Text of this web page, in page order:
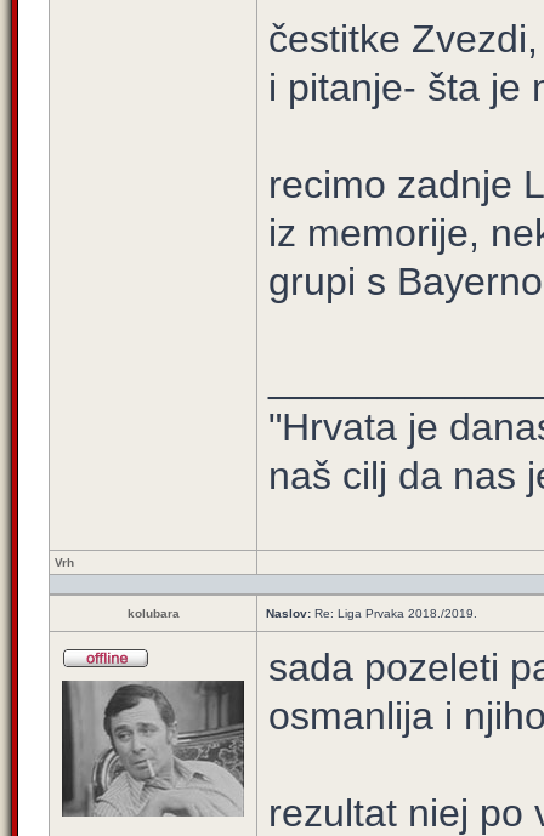
čestitke
i pitanje- šta je
recimo zadnje
iz memorije,
grupi s
"Hrvata je
naš cilj da nas
Vrh
kolubara Naslov: Re: Liga Prvaka 2018./2019.
sada pozeleti
osmanlija i
rezultat niej po